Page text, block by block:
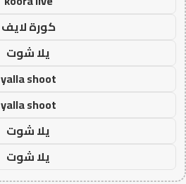
كورة لايف
يلا شوت
yalla shoot
yalla shoot
يلا شوت
يلا شوت